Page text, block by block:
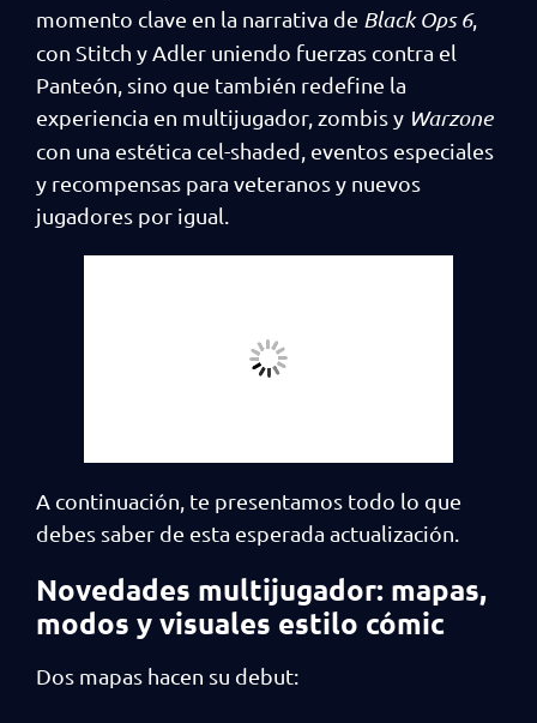
momento clave en la narrativa de Black Ops 6,
con Stitch y Adler uniendo fuerzas contra el
Panteón, sino que también redefine la
experiencia en multijugador, zombis y Warzone
con una estética cel-shaded, eventos especiales
y recompensas para veteranos y nuevos
jugadores por igual.
A continuación, te presentamos todo lo que
debes saber de esta esperada actualización.
Novedades multijugador: mapas,
modos y visuales estilo cómic
Dos mapas hacen su debut: